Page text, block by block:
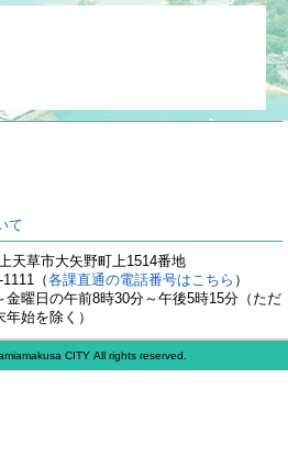
て
天草市大矢野町上1514番地
（各課直通の電話番号はこちら ）
曜日の午前8時30分～午後5時15分（ただ
始を除く）
CITY All rights reserved.